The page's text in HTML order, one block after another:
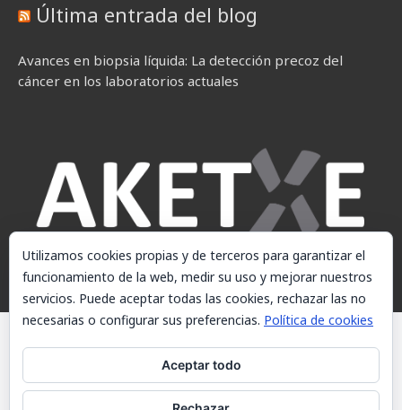
Última entrada del blog
Avances en biopsia líquida: La detección precoz del
cáncer en los laboratorios actuales
© AKETXE Consulting, S.L. - Este sitio web utiliza cookies, consulte
nuestra Política de cookies.
Utilizamos cookies propias y de terceros para garantizar el
funcionamiento de la web, medir su uso y mejorar nuestros
servicios. Puede aceptar todas las cookies, rechazar las no
necesarias o configurar sus preferencias. Política de cookies
Aceptar todo